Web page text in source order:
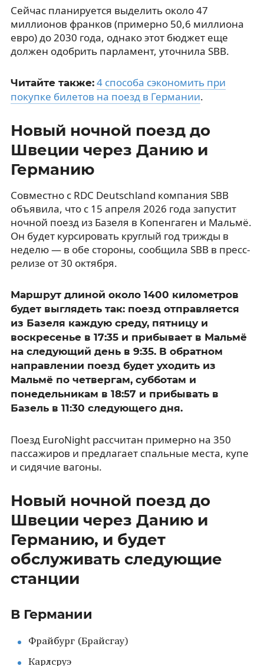
Сейчас планируется выделить около 47
миллионов франков (примерно 50,6 миллиона
евро) до 2030 года, однако этот бюджет еще
должен одобрить парламент, уточнила SBB.
Читайте также: 4 способа сэкономить при
покупке билетов на поезд в Германии.
Новый ночной поезд до
Швеции через Данию и
Германию
Совместно с RDC Deutschland компания SBB
объявила, что с 15 апреля 2026 года запустит
ночной поезд из Базеля в Копенгаген и Мальмё.
Он будет курсировать круглый год трижды в
неделю — в обе стороны, сообщила SBB в пресс-
релизе от 30 октября.
Маршрут длиной около 1400 километров
будет выглядеть так: поезд отправляется
из Базеля каждую среду, пятницу и
воскресенье в 17:35 и прибывает в Мальмё
на следующий день в 9:35. В обратном
направлении поезд будет уходить из
Мальмё по четвергам, субботам и
понедельникам в 18:57 и прибывать в
Базель в 11:30 следующего дня.
Поезд EuroNight рассчитан примерно на 350
пассажиров и предлагает спальные места, купе
и сидячие вагоны.
Новый ночной поезд до
Швеции через Данию и
Германию, и будет
обслуживать следующие
станции
В Германии
Фрайбург (Брайсгау)
Карлсруэ